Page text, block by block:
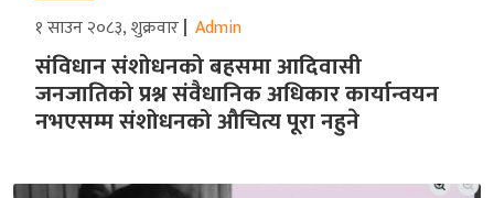
१ साउन २०८३, शुक्रवार Admin
संविधान संशोधनको बहसमा आदिवासी
जनजातिको प्रश्न संवैधानिक अधिकार कार्यान्वयन
नभएसम्म संशोधनको औचित्य पूरा नहुने